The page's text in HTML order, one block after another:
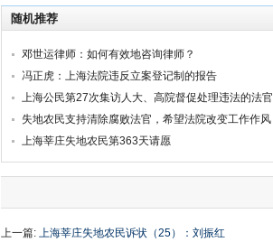
随机推荐
邓世运律师：如何有效地咨询律师？
冯正虎：上海法院违反立案登记制的报告
上海公民第27次集访人大、高院督促处理违法的法官
失地农民支持清除腐败法官，希望法院改变工作作风
上海莘庄失地农民第363天请愿
上一篇: 上海莘庄失地农民诉状（25）：刘振红